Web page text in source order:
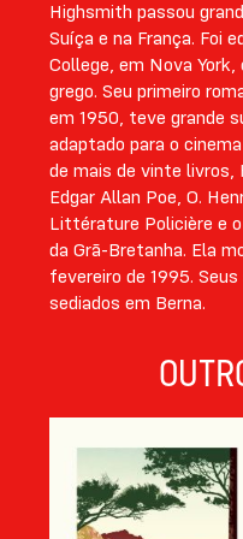
Highsmith passou
Suíça e na França. Foi
College, em Nova
grego. Seu primeiro
em 1950, teve grande
adaptado para o
de mais de vinte livros,
Edgar Allan Poe, O.
Littérature Policière e
da Grã-Bretanha. Ela
fevereiro de 1995.
sediados em Berna.